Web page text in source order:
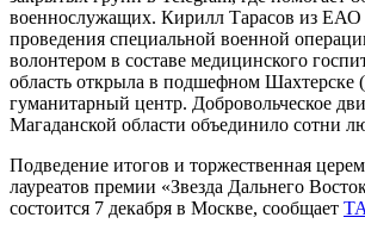
военнослужащих. Кирилл Тарасов из ЕАО
проведения специальной военной
волонтером в составе медицинского
область открыла в подшефном
гуманитарный центр. Добровольческое
Магаданской области объединило сотни
Подведение итогов и торжественная
лауреатов премии «Звезда Дальнего
состоится 7 декабря в Москве, сообщает